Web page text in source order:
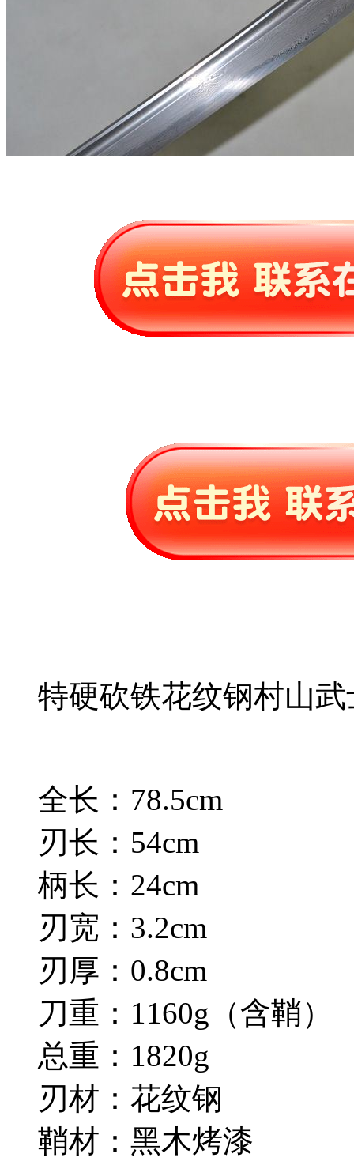
特硬砍铁花纹钢村山
全长：78.5cm
刃长：54cm
柄长：24cm
刃宽：3.2cm
刃厚：0.8cm
刀重：1160g（含鞘
总重：1820g
刃材：花纹钢
鞘材：黑木烤漆